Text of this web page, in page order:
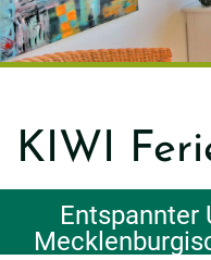
KIWI
Entspannter